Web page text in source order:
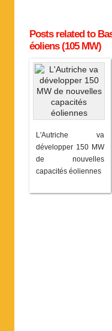
Posts related to
éoliens (105 MW)
L'Autriche va
développer 150 MW
de nouvelles
capacités éoliennes